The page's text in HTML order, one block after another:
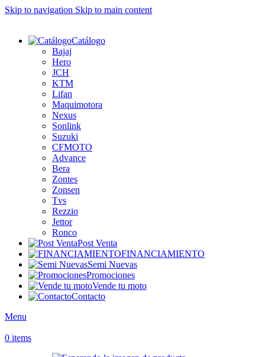
Skip to navigation Skip to main content
Catálogo
Bajaj
Hero
JCH
KTM
Lifan
Maquimotora
Nexus
Sonlink
Suzuki
CFMOTO
Advance
Bera
Zontes
Zonsen
Tvs
Rezzio
Jettor
Ronco
Post Venta
FINANCIAMIENTO
Semi Nuevas
Promociones
Vende tu moto
Contacto
Menu
0 items